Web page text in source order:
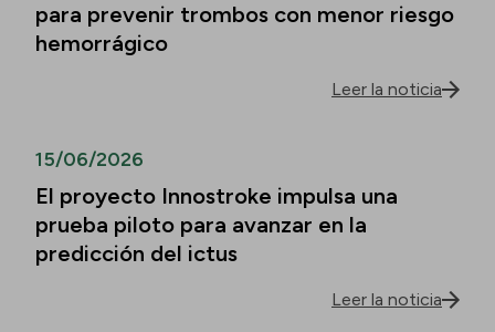
para prevenir trombos con menor riesgo
hemorrágico
Leer la noticia
15/06/2026
El proyecto Innostroke impulsa una
prueba piloto para avanzar en la
predicción del ictus
Leer la noticia